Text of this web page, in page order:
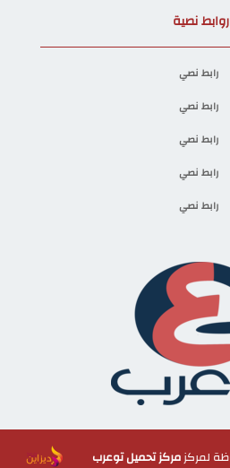
روابط نصية
رابط نصي
رابط نصي
رابط نصي
رابط نصي
رابط نصي
مركز تحميل توعرب